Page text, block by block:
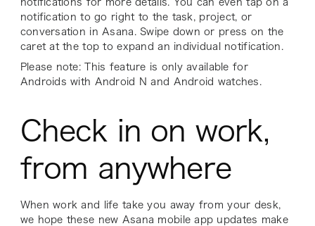
notifications for more details. You can even tap on a
notification to go right to the task, project, or
conversation in Asana. Swipe down or press on the
caret at the top to expand an individual notification.
Please note: This feature is only available for
Androids with Android N and Android watches.
Check in on work,
from anywhere
When work and life take you away from your desk,
we hope these new Asana mobile app updates make